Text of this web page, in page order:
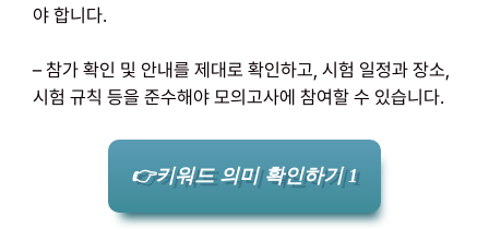
야 합니다.
– 참가 확인 및 안내를 제대로 확인하고, 시험 일정과 장소,
시험 규칙 등을 준수해야 모의고사에 참여할 수 있습니다.
👉키워드 의미 확인하기 1